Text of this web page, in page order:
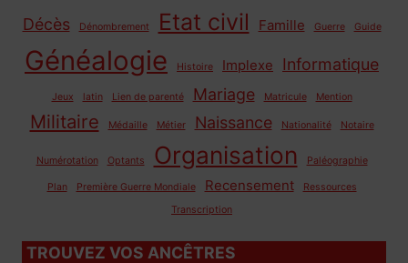
Décès Dénombrement Etat civil Famille Guerre Guide
Généalogie Histoire Implexe Informatique
Jeux latin Lien de parenté Mariage Matricule Mention
Militaire Médaille Métier Naissance Nationalité Notaire
Numérotation Optants Organisation Paléographie
Plan Première Guerre Mondiale Recensement
Ressources
Transcription
TROUVEZ VOS ANCÊTRES